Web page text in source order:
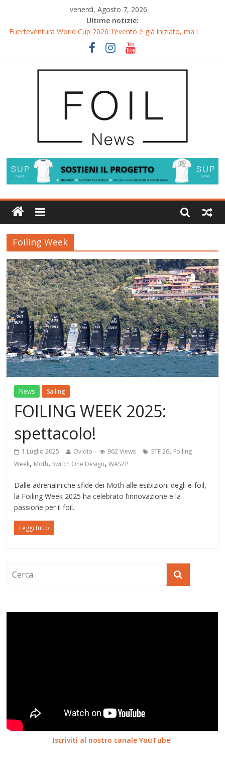
venerdì, Agosto 7, 2026
Ultime notizie:
Fuerteventura World Cup 2026: l’evento è già iniziato, ma i
riflettori si accendono sul Wingfoil!
Fuerteventura FreeFly-Slalom 2026: Cappuzzo e Belloeuvre
Gran Canaria GWA Wingfoil World Cup 2026: Spettacolo e
adrenalina a Pozo Izquierdo
Foiling Week
News Sailing
FOILING WEEK 2025:
spettacolo!
1 Luglio 2025 Ovidio 962 Views ETF 26, Foiling
Week, Moth, Switch One Design,WASZP
Dalle adrenaliniche sfide dei Moth alle esibizioni degli e-foil,
la Foiling Week 2025 ha celebrato l’innovazione e la
passione per il foil.
Leggi tutto
Iscriviti al nostro canale YouTube!